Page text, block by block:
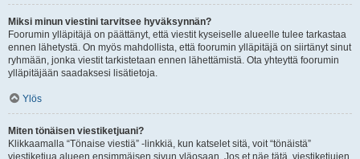
Miksi minun viestini tarvitsee hyväksynnän?
Foorumin ylläpitäjä on päättänyt, että viestit kyseiselle alueelle tulee tarkastaa
ennen lähetystä. On myös mahdollista, että foorumin ylläpitäjä on siirtänyt sinut
ryhmään, jonka viestit tarkistetaan ennen lähettämistä. Ota yhteyttä foorumin
ylläpitäjään saadaksesi lisätietoja.
Ylös
Miten tönäisen viestiketjuani?
Klikkaamalla “Tönaise viestiä” -linkkiä, kun katselet sitä, voit “tönäistä”
viestiketjua alueen ensimmäisen sivun yläosaan. Jos et näe tätä, viestiketjujen